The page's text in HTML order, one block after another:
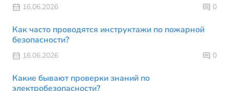
16.06.2026 0
Как часто проводятся инструктажи по пожарной
безопасности?
16.06.2026 0
Какие бывают проверки знаний по
электробезопасности?